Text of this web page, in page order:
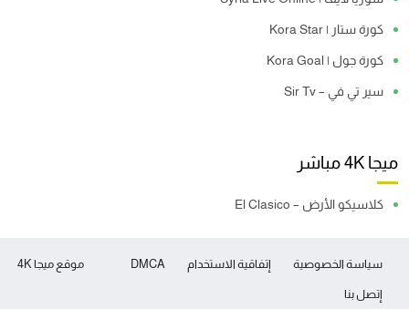
كورة ستار | Kora Star
كورة جول | Kora Goal
سير تي في – Sir Tv
ميجا 4K مباشر
كلاسيكو الأرض – El Clasico
موقع ميجا 4K سياسة الخصوصية إتفاقية الاستخدام DMCA
إتصل بنا